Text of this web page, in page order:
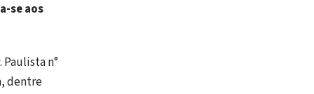
se aos
Paulista n°
dentre